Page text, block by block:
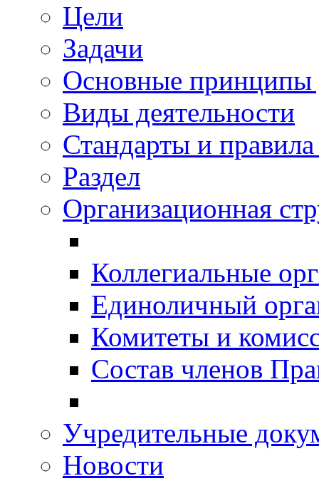
Цели
Задачи
Основные принципы
Виды деятельности
Стандарты и
Раздел
Организационная
Коллегиальные
Единоличный
Комитеты и
Состав членов
Учредительные
Новости